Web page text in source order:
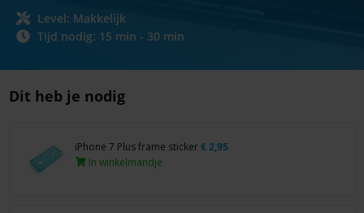
Level: Makkelijk
Tijd nodig: 15 min - 30 min
Dit heb je nodig
iPhone 7 Plus frame sticker€2,95
In winkelmandje